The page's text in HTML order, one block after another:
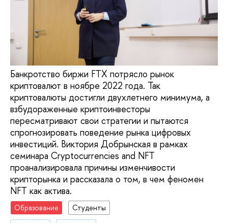
Банкротство биржи FTX потрясло рынок
криптовалют в ноябре 2022 года. Так
криптовалюты достигли двухлетнего минимума, а
взбудораженные криптоинвесторы
пересматривают свои стратегии и пытаются
спрогнозировать поведение рынка цифровых
инвестиций. Виктория Добрынская в рамках
семинара Cryptocurrencies and NFT
проанализировала причины изменчивости
крипторынка и рассказала о том, в чем феномен
NFT как актива.
Образование
Студенты